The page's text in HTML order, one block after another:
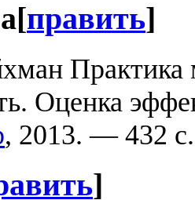
[править]
Практика
Оценка
, 2013. — 432
]